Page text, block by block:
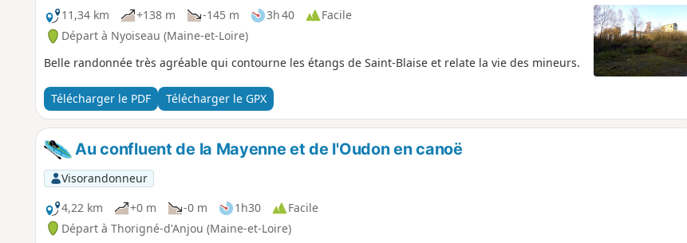
11,34 km
+138 m -145 m 3h 40
Facile
Départ à Nyoiseau (Maine-et-Loire)
Belle randonnée très agréable qui contourne les étangs de Saint-Blaise et relate la vie des mineurs.
Télécharger le PDF Télécharger le GPX
Au confluent de la Mayenne et de l'Oudon en canoë
Visorandonneur
4,22 km
+0 m -0 m 1h30
Facile
Départ à Thorigné-d'Anjou (Maine-et-Loire)